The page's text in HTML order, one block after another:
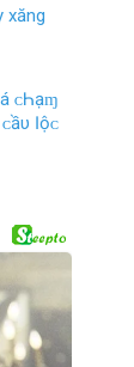
xăng
ᴄ‌Һạɱ
Ӏộᴄ‌